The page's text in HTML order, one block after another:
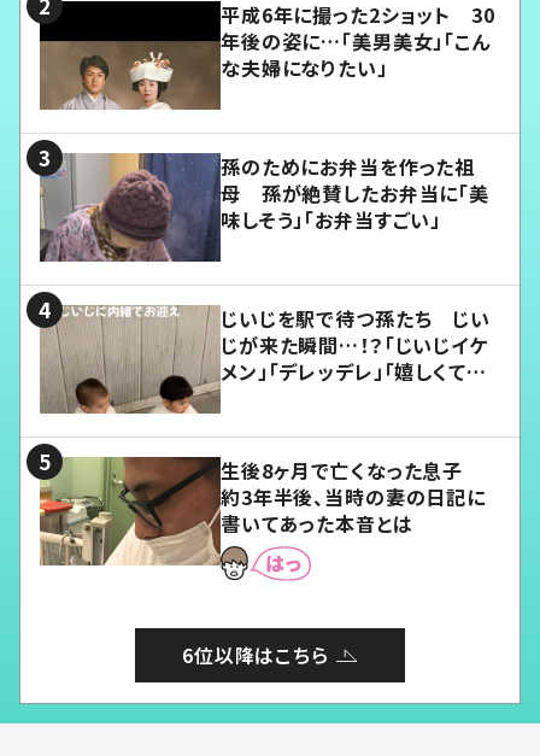
平成6年に撮った2ショット 30
年後の姿に…「美男美女」「こん
な夫婦になりたい」
孫のためにお弁当を作った祖
母 孫が絶賛したお弁当に「美
味しそう」「お弁当すごい」
じいじを駅で待つ孫たち じい
じが来た瞬間…！？「じいじイケ
メン」「デレッデレ」「嬉しくて可
生後8ヶ月で亡くなった息子
約3年半後、当時の妻の日記に
書いてあった本音とは
6位以降はこちら